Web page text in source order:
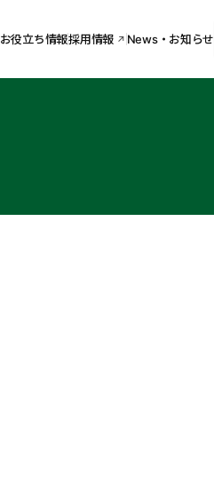
お役立ち情報採用情報 News・お知らせ